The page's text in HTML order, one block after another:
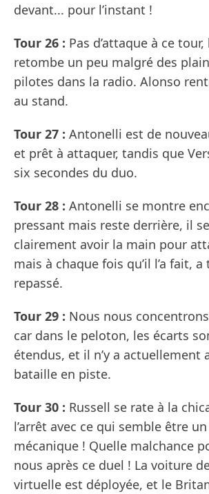
devant... pour l’instant !
Tour 26 : Pas d’attaque à ce
retombe un peu malgré des
pilotes dans la radio. Alonso
au stand.
Tour 27 : Antonelli est de
et prêt à attaquer, tandis que
six secondes du duo.
Tour 28 : Antonelli se montre
pressant mais reste derrière, il
clairement avoir la main pour
mais à chaque fois qu’il l’a fait,
repassé.
Tour 29 : Nous nous
car dans le peloton, les écarts
étendus, et il n’y a actuellement
bataille en piste.
Tour 30 : Russell se rate à la
l’arrêt avec ce qui semble être
mécanique ! Quelle malchance
nous après ce duel ! La voiture
virtuelle est déployée, et le